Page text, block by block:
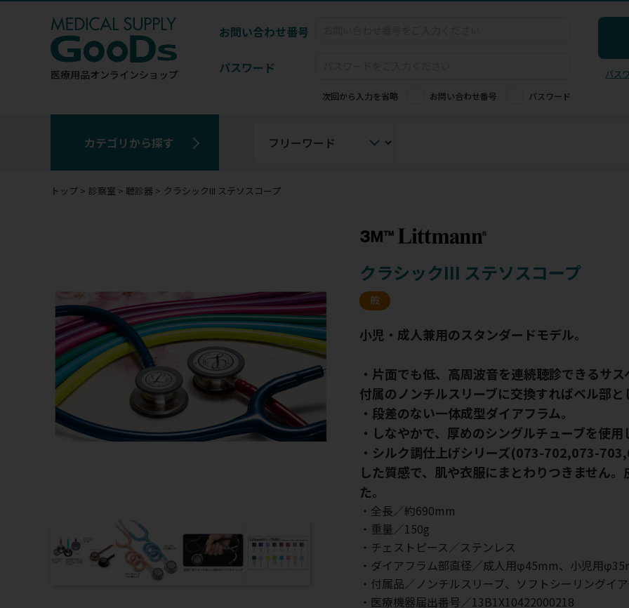
医療用品オンラインショップ
お問い合わせ番号
パスワード
次回から入力を省略 お問い合わせ番号 パスワード
パス
カテゴリから探す
トップ 診察室 聴診器 クラシックIII ステソスコープ
クラシックIII ステソスコープ
般
小児・成人兼用のスタンダードモデル。
・片面でも低、高周波音を連続聴診できるサ
付属のノンチルスリーブに交換すればベル部と
・段差のない一体成型ダイアフラム。
・しなやかで、厚めのシングルチューブを使用
・シルク調仕上げシリーズ(073-702,073-
した質感で、肌や衣服にまとわりつきません
た。
・全長／約690mm
・重量／150g
・チェストピース／ステンレス
・ダイアフラム部直径／成人用φ45mm、小児用
・付属品／ノンチルスリーブ、ソフトシーリングイ
・医療機器届出番号／13B1X10422000218